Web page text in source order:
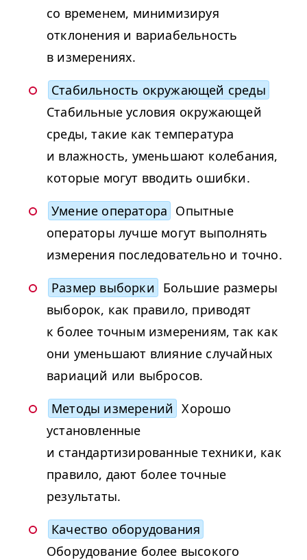
со временем, минимизируя
отклонения и вариабельность
в измерениях.
Стабильность окружающей среды
Стабильные условия окружающей
среды, такие как температура
и влажность, уменьшают колебания,
которые могут вводить ошибки.
Умение оператора Опытные
операторы лучше могут выполнять
измерения последовательно и точно.
Размер выборки
Большие размеры
выборок, как правило, приводят
к более точным измерениям, так как
они уменьшают влияние случайных
вариаций или выбросов.
Методы измерений Хорошо
установленные
и стандартизированные техники, как
правило, дают более точные
результаты.
Качество оборудования
Оборудование более высокого